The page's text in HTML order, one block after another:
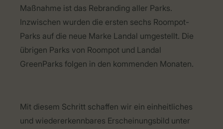
Maßnahme ist das Rebranding aller Parks.
Inzwischen wurden die ersten sechs Roompot-
Parks auf die neue Marke Landal umgestellt. Die
übrigen Parks von Roompot und Landal
GreenParks folgen in den kommenden Monaten.
Mit diesem Schritt schaffen wir ein einheitliches
und wiedererkennbares Erscheinungsbild unter